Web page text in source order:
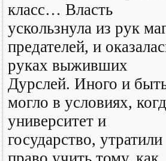
класс… Власть
ускользнула из рук
предателей, и
руках выживших
Дурслей. Иного и
могло в условиях,
университет и
государство, утратили